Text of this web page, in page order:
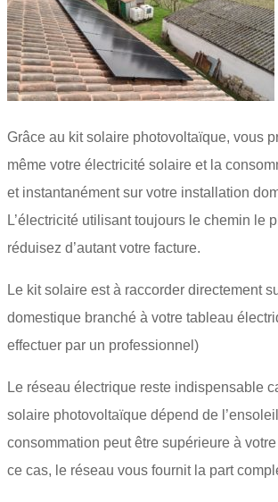
Grâce au kit solaire photovoltaïque, vous
même votre électricité solaire et la
et instantanément sur votre installation
L’électricité utilisant toujours le chemin le
réduisez d’autant votre facture.
Le kit solaire est à raccorder directement
domestique branché à votre tableau
effectuer par un professionnel)
Le réseau électrique reste indispensable
solaire photovoltaïque dépend de
consommation peut être supérieure à
ce cas, le réseau vous fournit la part